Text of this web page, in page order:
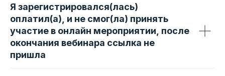
Я зарегистрировался(лась)
оплатил(а), и не смог(ла) принять
участие в онлайн мероприятии, после
окончания вебинара ссылка не
пришла